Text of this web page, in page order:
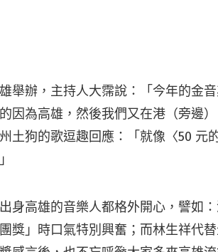
舉辦，主持人大霈說：「今年的金
因為高雄，然後我們又在港（旁邊
土狗的歌逗趣回應：「就像〈50 元
身高雄的音樂人都格外開心，譬如
獎」時口氣特別興奮；而林生祥代